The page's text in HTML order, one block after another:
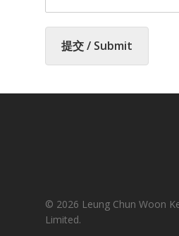
提交 / Submit
© 2026 Leung Chun Woon
Limited.